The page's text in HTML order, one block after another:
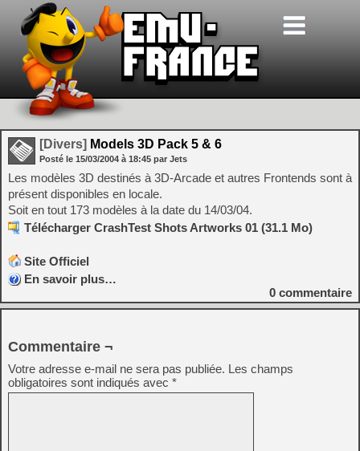
[Divers] Models 3D Pack 5 & 6
Posté le 15/03/2004 à 18:45 par Jets
Les modèles 3D destinés à 3D-Arcade et autres Frontends sont à
présent disponibles en locale.
Soit en tout 173 modèles à la date du 14/03/04.
Télécharger CrashTest Shots Artworks 01 (31.1 Mo)
Site Officiel
En savoir plus…
0 commentaire
Commentaire ¬
Votre adresse e-mail ne sera pas publiée. Les champs
obligatoires sont indiqués avec *